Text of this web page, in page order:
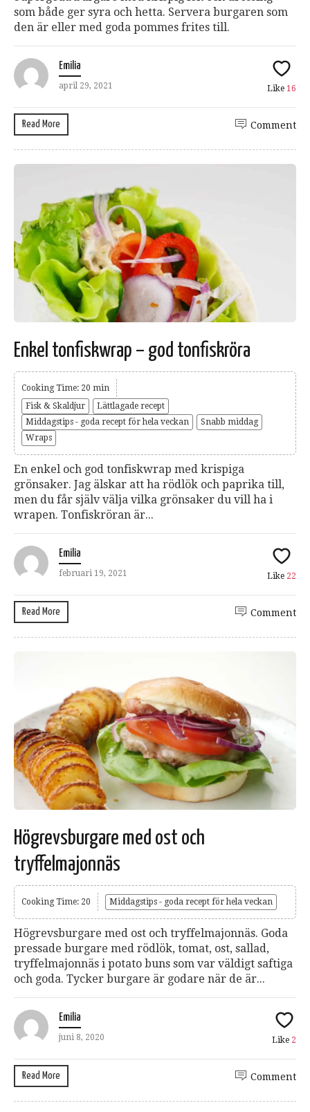
som både ger syra och hetta. Servera burgaren som
den är eller med goda pommes frites till.
Emilia
april 29, 2021 Like 16
Read More Comment
Enkel tonfiskwrap – god tonfiskröra
Cooking Time: 20 min
Fisk & Skaldjur
Lättlagade recept
Middagstips - goda recept för hela veckan
Snabb middag
Wraps
En enkel och god tonfiskwrap med krispiga
grönsaker. Jag älskar att ha rödlök och paprika till,
men du får själv välja vilka grönsaker du vill ha i
wrapen. Tonfiskröran är...
Emilia
februari 19, 2021 Like 22
Read More Comment
Högrevsburgare med ost och
tryffelmajonnäs
Cooking Time: 20 Middagstips - goda recept för hela veckan
Högrevsburgare med ost och tryffelmajonnäs. Goda
pressade burgare med rödlök, tomat, ost, sallad,
tryffelmajonnäs i potato buns som var väldigt saftiga
och goda. Tycker burgare är godare när de är...
Emilia
juni 8, 2020 Like 2
Read More Comment